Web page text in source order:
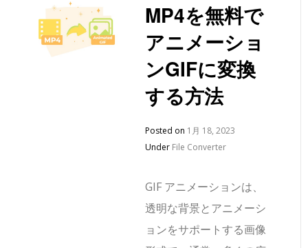
MP4を無料で
アニメーショ
ンGIFに変換
する方法
Posted on 1月 18, 2023
Under File Converter
GIF アニメーションは、
透明な背景とアニメーシ
ョンをサポートする画像